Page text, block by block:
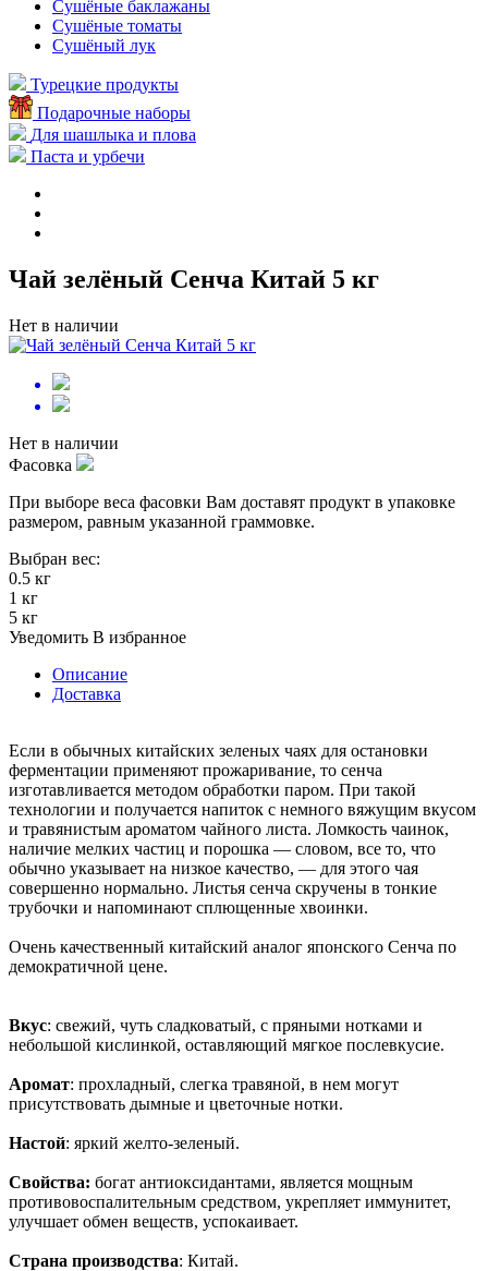
Сушёные баклажаны
Сушёные томаты
Сушёный лук
Турецкие продукты
Подарочные наборы
Для шашлыка и плова
Паста и урбечи
Чай зелёный Сенча Китай 5 кг
Нет в наличии
Нет в наличии
Фасовка
При выборе веса фасовки Вам доставят продукт в упаковке
размером, равным указанной граммовке.
Выбран вес:
0.5 кг
1 кг
5 кг
Уведомить В избранное
Описание
Доставка
Если в обычных китайских зеленых чаях для остановки
ферментации применяют прожаривание, то сенча
изготавливается методом обработки паром. При такой
технологии и получается напиток с немного вяжущим вкусом
и травянистым ароматом чайного листа. Ломкость чаинок,
наличие мелких частиц и порошка — словом, все то, что
обычно указывает на низкое качество, — для этого чая
совершенно нормально. Листья сенча скручены в тонкие
трубочки и напоминают сплющенные хвоинки.
Очень качественный китайский аналог японского Сенча по
демократичной цене.
Вкус: свежий, чуть сладковатый, с пряными нотками и
небольшой кислинкой, оставляющий мягкое послевкусие.
Аромат: прохладный, слегка травяной, в нем могут
присутствовать дымные и цветочные нотки.
Настой: яркий желто-зеленый.
Свойства: богат антиоксидантами, является мощным
противовоспалительным средством, укрепляет иммунитет,
улучшает обмен веществ, успокаивает.
Страна производства: Китай.